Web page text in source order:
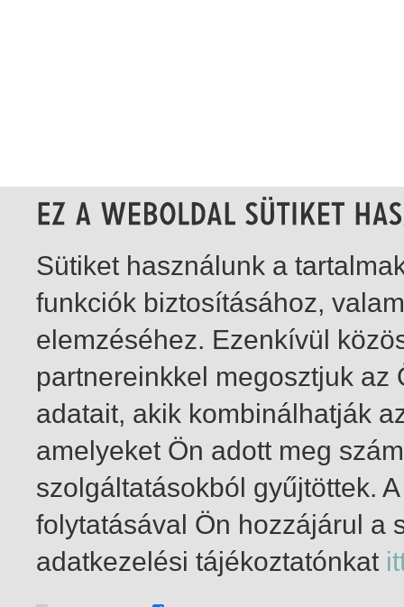
1-9 / insgesamt 9 Treffer
Sütiket használunk a
funkciók biztosításához,
elemzéséhez. Ezenkívül
partnereinkkel megosztjuk
adatait, akik kombinálhatják
amelyeket Ön adott meg
szolgáltatásokból gyűjtöttek.
folytatásával Ön hozzájárul a
adatkezelési tájékoztatónkat